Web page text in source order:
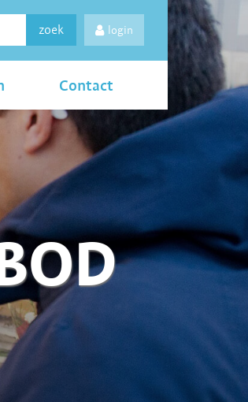
zoek login
Contact